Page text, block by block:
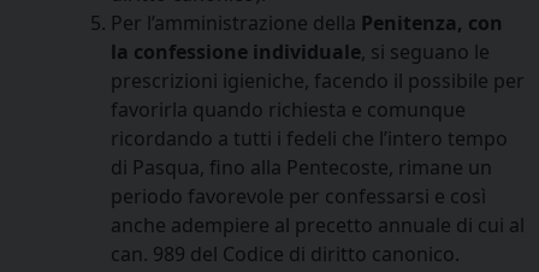
Per l’amministrazione della Penitenza, con
la confessione individuale, si seguano le
prescrizioni igieniche, facendo il possibile per
favorirla quando richiesta e comunque
ricordando a tutti i fedeli che l’intero tempo
di Pasqua, fino alla Pentecoste, rimane un
periodo favorevole per confessarsi e così
anche adempiere al precetto annuale di cui al
can. 989 del Codice di diritto canonico.